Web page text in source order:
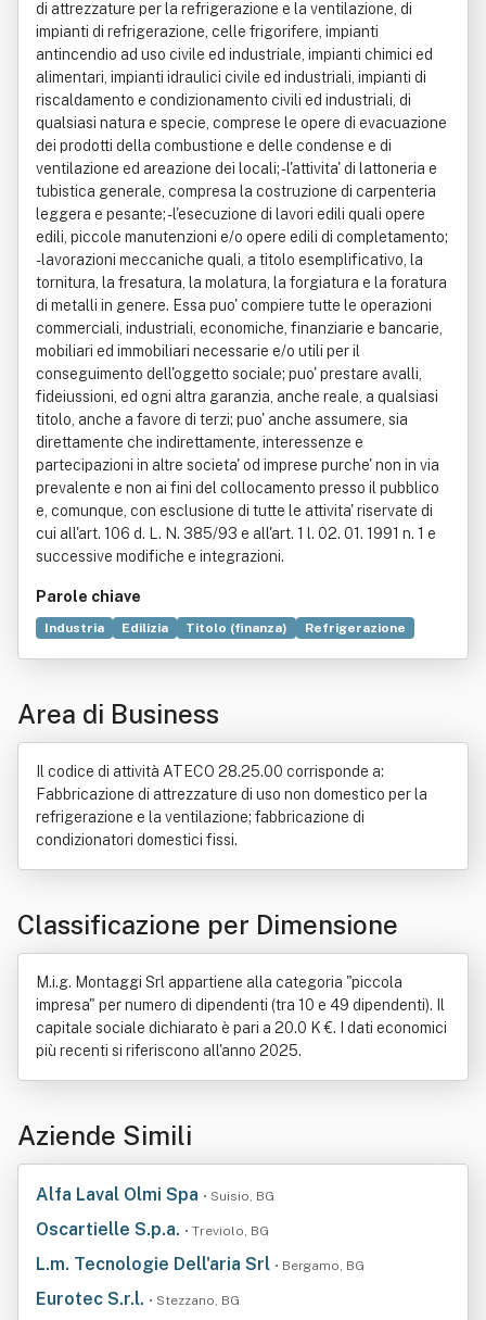
di attrezzature per la refrigerazione e la ventilazione, di
impianti di refrigerazione, celle frigorifere, impianti
antincendio ad uso civile ed industriale, impianti chimici ed
alimentari, impianti idraulici civile ed industriali, impianti di
riscaldamento e condizionamento civili ed industriali, di
qualsiasi natura e specie, comprese le opere di evacuazione
dei prodotti della combustione e delle condense e di
ventilazione ed areazione dei locali; - l'attivita' di lattoneria e
tubistica generale, compresa la costruzione di carpenteria
leggera e pesante; - l'esecuzione di lavori edili quali opere
edili, piccole manutenzioni e/o opere edili di completamento;
- lavorazioni meccaniche quali, a titolo esemplificativo, la
tornitura, la fresatura, la molatura, la forgiatura e la foratura
di metalli in genere. Essa puo' compiere tutte le operazioni
commerciali, industriali, economiche, finanziarie e bancarie,
mobiliari ed immobiliari necessarie e/o utili per il
conseguimento dell'oggetto sociale; puo' prestare avalli,
fideiussioni, ed ogni altra garanzia, anche reale, a qualsiasi
titolo, anche a favore di terzi; puo' anche assumere, sia
direttamente che indirettamente, interessenze e
partecipazioni in altre societa' od imprese purche' non in via
prevalente e non ai fini del collocamento presso il pubblico
e, comunque, con esclusione di tutte le attivita' riservate di
cui all'art. 106 d. L. N. 385/93 e all'art. 1 l. 02. 01. 1991 n. 1 e
successive modifiche e integrazioni.
Parole chiave
Industria Edilizia Titolo (finanza)
Refrigerazione
Gianfranco Fini
Smerigliatrice
Area di Business
Il codice di attività ATECO 28.25.00 corrisponde a:
Fabbricazione di attrezzature di uso non domestico per la
refrigerazione e la ventilazione; fabbricazione di
condizionatori domestici fissi.
Classificazione per Dimensione
M.i.g. Montaggi Srl appartiene alla categoria "piccola
impresa" per numero di dipendenti (tra 10 e 49 dipendenti). Il
capitale sociale dichiarato è pari a 20.0 K €. I dati economici
più recenti si riferiscono all'anno 2025.
Aziende Simili
Alfa Laval Olmi Spa • Suisio, BG
Oscartielle S.p.a. • Treviolo, BG
L.m. Tecnologie Dell'aria Srl • Bergamo, BG
Eurotec S.r.l. • Stezzano, BG